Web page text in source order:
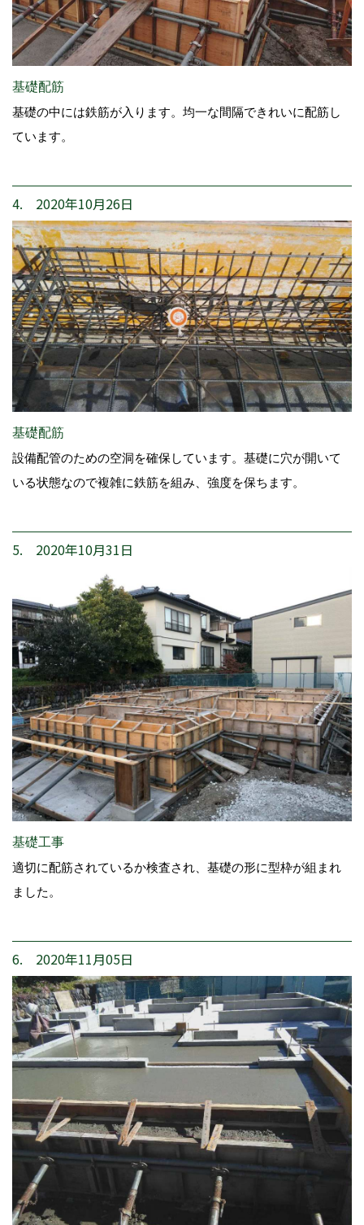
基礎配筋
基礎の中には鉄筋が入ります。均一な間隔できれいに配筋し
ています。
4. 2020年10月26日
基礎配筋
設備配管のための空洞を確保しています。基礎に穴が開いて
いる状態なので複雑に鉄筋を組み、強度を保ちます。
5. 2020年10月31日
基礎工事
適切に配筋されているか検査され、基礎の形に型枠が組まれ
ました。
6. 2020年11月05日